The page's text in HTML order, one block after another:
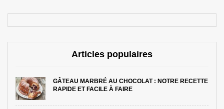
Articles populaires
GÂTEAU MARBRÉ AU CHOCOLAT : NOTRE RECETTE
RAPIDE ET FACILE À FAIRE